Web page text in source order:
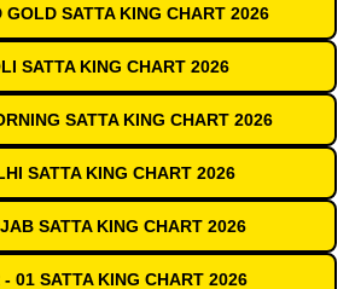
GOLD SATTA KING CHART 2026
SATTA KING CHART 2026
SATTA KING CHART 2026
SATTA KING CHART 2026
SATTA KING CHART 2026
- 01 SATTA KING CHART 2026